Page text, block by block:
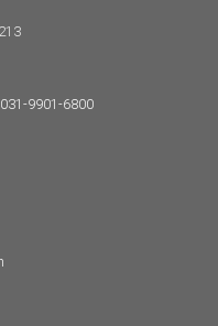
9901-6800